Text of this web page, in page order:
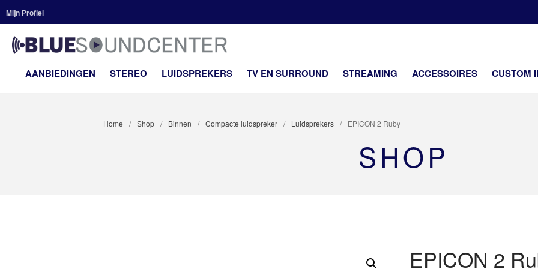
Mijn Profiel
AANBIEDINGEN STEREO LUIDSPREKERS TV EN SURROUND STREAMING ACCESSOIRES CUSTOM
Home / Shop / Binnen / Compacte luidspreker / Luidsprekers / EPICON 2 Ruby
SHOP
EPICON 2